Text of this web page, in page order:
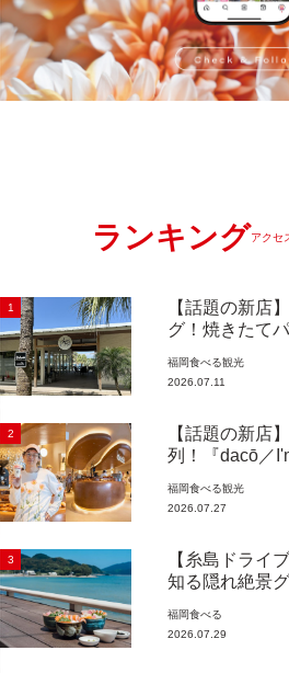
ランキングアクセ
1
【話題の新店
グ！焼きたて
『Ibiza Beach
福岡食べる観光
2026.07.11
2
【話題の新店
列！『dacō／
た楽しみ方＆
福岡食べる観光
2026.07.27
3
【糸島ドライ
知る隠れ絶景
はん食堂』（
福岡食べる
2026.07.29